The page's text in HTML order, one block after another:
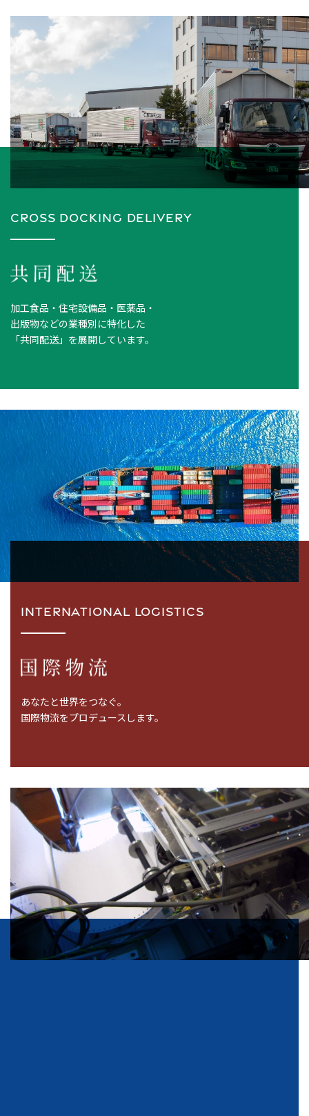
CROSS DOCKING DELIVERY
加工食品・住宅設備品・医薬品・
出版物などの業種別に特化した
「共同配送」を展開しています。
INTERNATIONAL LOGISTICS
あなたと世界をつなぐ。
国際物流をプロデュースします。